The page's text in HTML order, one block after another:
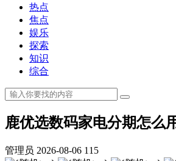
热点
焦点
娱乐
探索
知识
综合
鹿优选数码家电分期怎么
管理员 2026-08-06 115